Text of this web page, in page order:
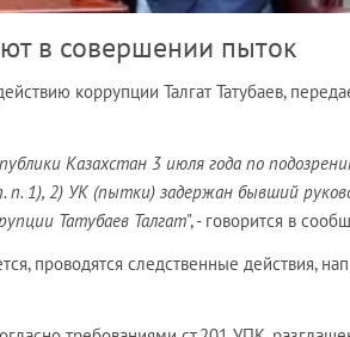
в совершении пыток
коррупции Талгат Татубаев,
Казахстан 3 июля года по
п. 1), 2) УК (пытки) задержан бывший
Татубаев Талгат", - говорится в
проводятся следственные действия,